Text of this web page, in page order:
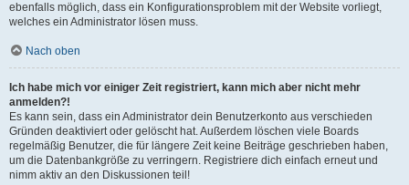
ebenfalls möglich, dass ein Konfigurationsproblem mit der Website vorliegt,
welches ein Administrator lösen muss.
Nach oben
Ich habe mich vor einiger Zeit registriert, kann mich aber nicht mehr
anmelden?!
Es kann sein, dass ein Administrator dein Benutzerkonto aus verschieden
Gründen deaktiviert oder gelöscht hat. Außerdem löschen viele Boards
regelmäßig Benutzer, die für längere Zeit keine Beiträge geschrieben haben,
um die Datenbankgröße zu verringern. Registriere dich einfach erneut und
nimm aktiv an den Diskussionen teil!